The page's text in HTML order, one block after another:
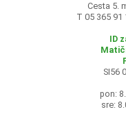
Cesta 5.
T 05 365 91
ID
SI56
pon:
sre: